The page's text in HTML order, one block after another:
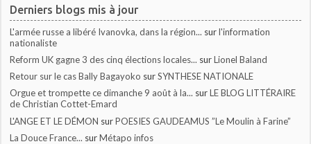
Derniers blogs mis à jour
L'armée russe a libéré Ivanovka, dans la région... surl'information
nationaliste
Reform UK gagne 3 des cinq élections locales... surLionel Baland
Retour sur le cas Bally Bagayoko surSYNTHESE NATIONALE
Orgue et trompette ce dimanche 9 août à la... surLE BLOG LITTÉRAIRE
de Christian Cottet-Emard
L'ANGE ET LE DÉMON surPOESIES GAUDEAMUS ”Le Moulin à Farine”
La Douce France... surMétapo infos